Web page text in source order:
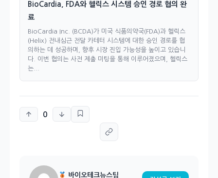
BioCardia, FDA와 헬릭스 시스템 승인 경로 협의 완
료
BioCardia Inc. (BCDA)가 미국 식품의약국(FDA)과 헬릭스
(Helix) 전내심근 전달 카테터 시스템에 대한 승인 경로를 협
의하는 데 성공하며, 향후 시장 진입 가능성을 높이고 있습니
다. 이번 협의는 사전 제출 미팅을 통해 이루어졌으며, 헬릭스
는...
0
바이오테크뉴스팀